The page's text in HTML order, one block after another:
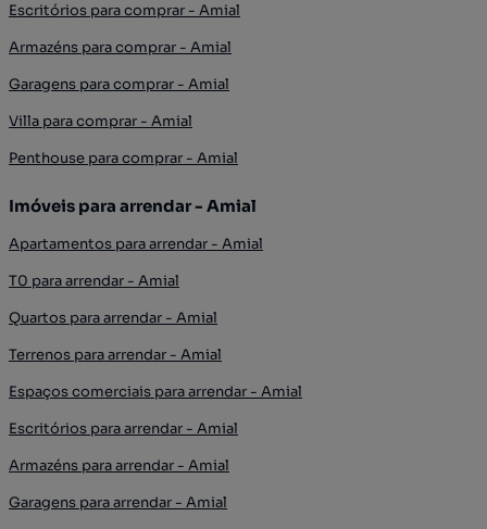
Escritórios para comprar - Amial
Armazéns para comprar - Amial
Garagens para comprar - Amial
Villa para comprar - Amial
Penthouse para comprar - Amial
Imóveis para arrendar - Amial
Apartamentos para arrendar - Amial
T0 para arrendar - Amial
Quartos para arrendar - Amial
Terrenos para arrendar - Amial
Espaços comerciais para arrendar - Amial
Escritórios para arrendar - Amial
Armazéns para arrendar - Amial
Garagens para arrendar - Amial